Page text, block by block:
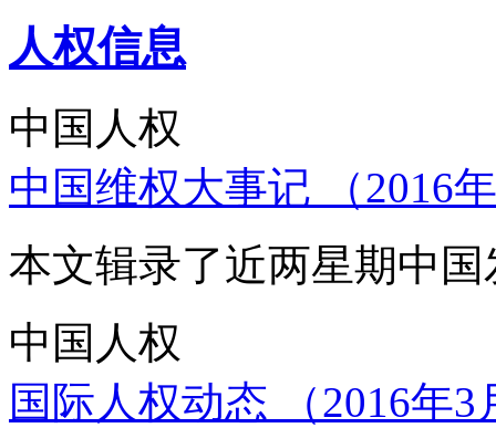
人权信息
中国人权
中国维权大事记 （2016
本文辑录了近两星期中
中国人权
国际人权动态 （2016年